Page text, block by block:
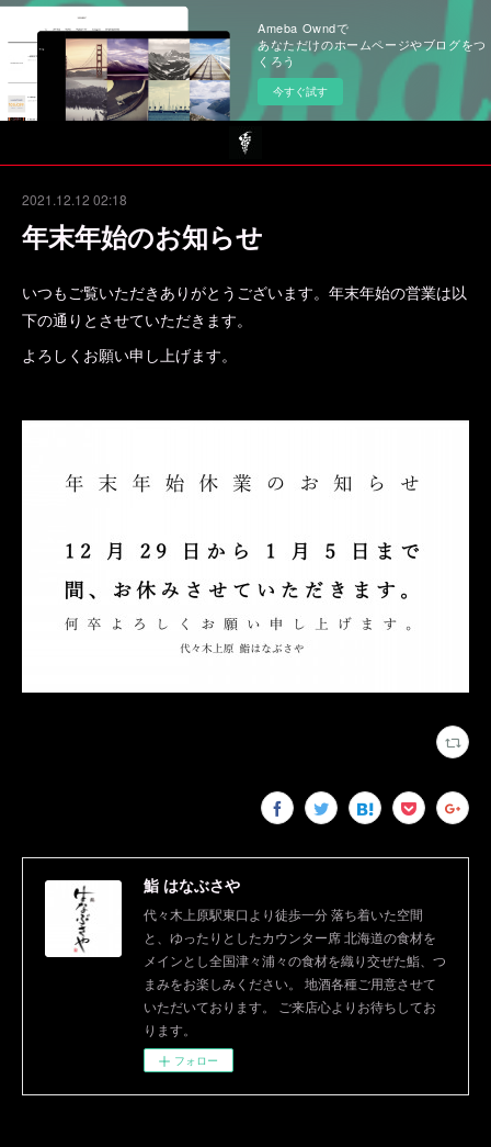
Ameba Owndで
あなただけのホームページやブログをつ
くろう
今すぐ試す
2021.12.12 02:18
年末年始のお知らせ
いつもご覧いただきありがとうございます。年末年始の営業は以
下の通りとさせていただきます。
よろしくお願い申し上げます。
鮨 はなぶさや
代々木上原駅東口より徒歩一分 落ち着いた空間
と、ゆったりとしたカウンター席 北海道の食材を
メインとし全国津々浦々の食材を織り交ぜた鮨、つ
まみをお楽しみください。 地酒各種ご用意させて
いただいております。 ご来店心よりお待ちしてお
ります。
フォロー